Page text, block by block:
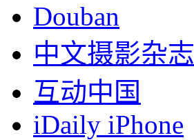
Douban
中文摄影杂志
互动中国
iDaily iPhone